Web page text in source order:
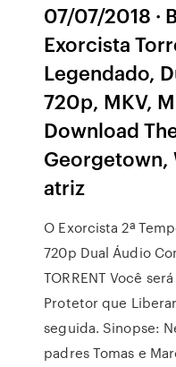
07/07/2018 ·
Exorcista
Legendado,
720p, MKV,
Download
Georgetown,
atriz
O Exorcista 2ª
720p Dual Áudio
TORRENT Você
Protetor que
seguida. Sinopse:
padres Tomas e